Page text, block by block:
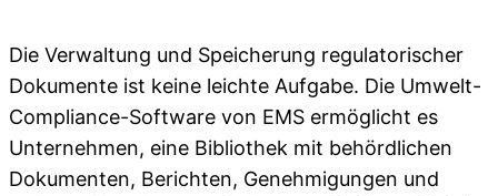
Die Verwaltung und Speicherung regulatorischer
Dokumente ist keine leichte Aufgabe. Die Umwelt-
Compliance-Software von EMS ermöglicht es
Unternehmen, eine Bibliothek mit behördlichen
Dokumenten, Berichten, Genehmigungen und